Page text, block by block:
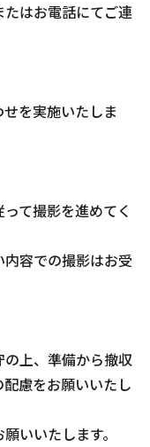
はお電話にてご連
を実施いたしま
て撮影を進めてく
容での撮影はお受
の上、準備から撤収
慮をお願いいたし
いいたします。